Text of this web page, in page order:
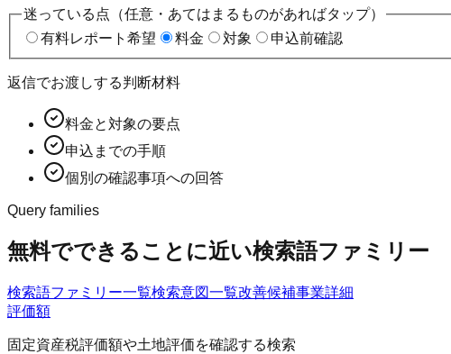
迷っている点（任意・あてはまるものがあればタップ）
有料レポート希望
料金 対象 申込前確認
返信でお渡しする判断材料
料金と対象の要点
申込までの手順
個別の確認事項への回答
Query families
無料でできることに近い検索語ファミリー
検索語ファミリー一覧検索意図一覧改善候補事業詳細
評価額
固定資産税評価額や土地評価を確認する検索